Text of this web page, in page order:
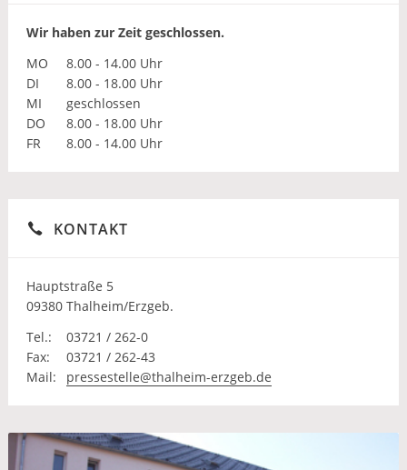
Wir haben zur Zeit geschlossen.
MO
8.00 - 14.00 Uhr
DI
8.00 - 18.00 Uhr
MI
geschlossen
DO
8.00 - 18.00 Uhr
FR
8.00 - 14.00 Uhr
KONTAKT
Hauptstraße 5
09380 Thalheim/Erzgeb.
Tel.:
03721 / 262-0
Fax:
03721 / 262-43
Mail:
pressestelle@thalheim-erzgeb.de